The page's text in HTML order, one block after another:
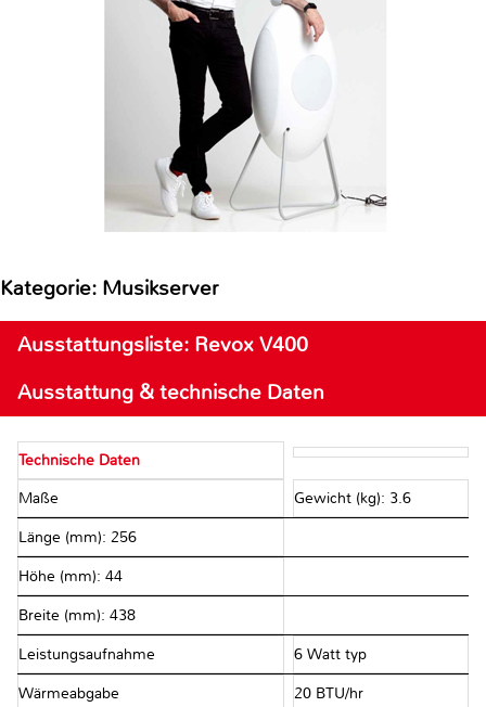
Kategorie: Musikserver
Ausstattungsliste: Revox V400
Ausstattung & technische Daten
Technische Daten
Maße Gewicht (kg): 3.6
Länge (mm): 256
Höhe (mm): 44
Breite (mm): 438
Leistungsaufnahme 6 Watt typ
Wärmeabgabe 20 BTU/hr